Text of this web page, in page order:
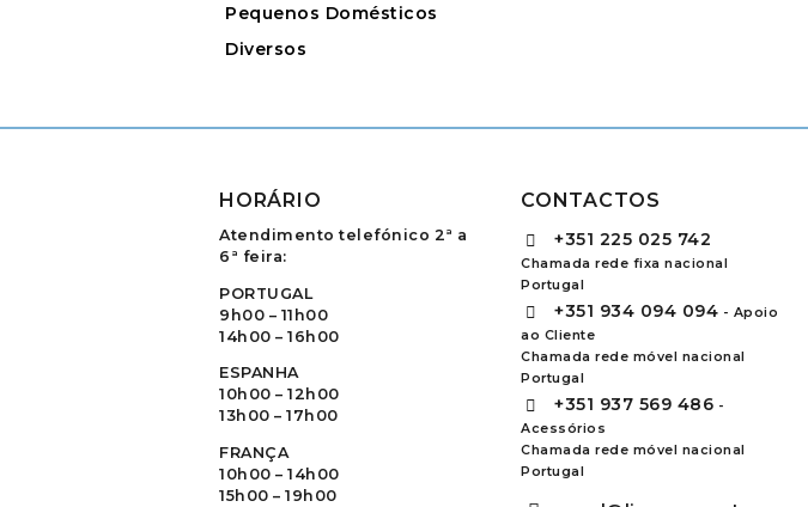
Pequenos Domésticos
Diversos
HORÁRIO
Atendimento telefónico 2ª a
6ª feira:
PORTUGAL
9h00 – 11h00
14h00 – 16h00
ESPANHA
10h00 – 12h00
13h00 – 17h00
FRANÇA
10h00 – 14h00
15h00 – 19h00
CONTACTOS
+351 225 025 742
Chamada rede fixa nacional
Portugal
+351 934 094 094 - Apoio
ao Cliente
Chamada rede móvel nacional
Portugal
+351 937 569 486 -
Acessórios
Chamada rede móvel nacional
Portugal